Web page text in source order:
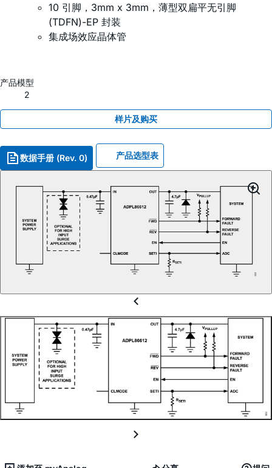
10 引脚，3mm x 3mm，薄型双扁平无引脚
(TDFN)-EP 封装
集成场效应晶体管
产品模型
2
样片及购买
数据手册 (Rev. 0) 产品选型表